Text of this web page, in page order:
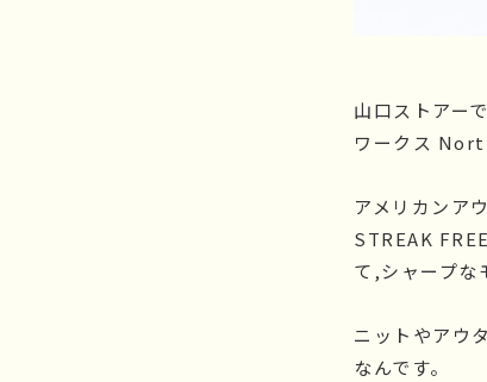
山口ストアー
ワークス
アメリカンア
STREAK
て,シャープな
ニットやアウ
なんです。